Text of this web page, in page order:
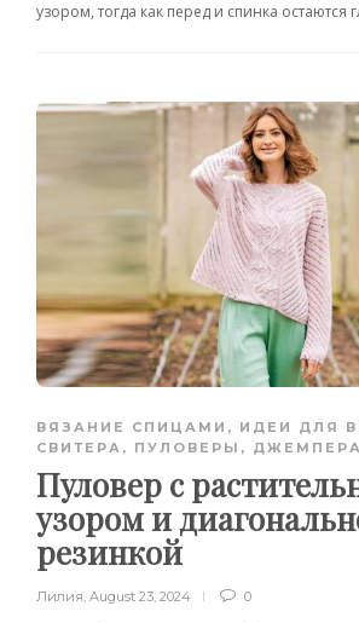
узором, тогда как перед и спинка остаются
ВЯЗАНИЕ СПИЦАМИ , ИДЕИ ДЛЯ
СВИТЕРА, ПУЛОВЕРЫ, ДЖЕМПЕРА
Пуловер с
узором и
резинкой
Лилия, August 23, 2024 0